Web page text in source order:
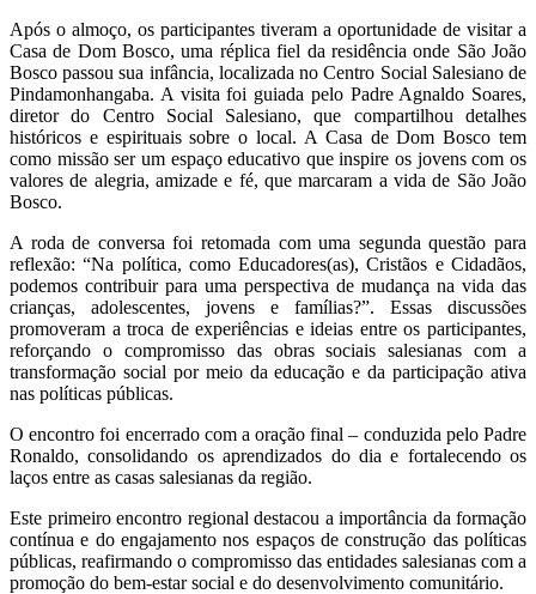
Após o almoço, os participantes tiveram a oportunidade de visitar a
Casa de Dom Bosco, uma réplica fiel da residência onde São João
Bosco passou sua infância, localizada no Centro Social Salesiano de
Pindamonhangaba. A visita foi guiada pelo Padre Agnaldo Soares,
diretor do Centro Social Salesiano, que compartilhou detalhes
históricos e espirituais sobre o local. A Casa de Dom Bosco tem
como missão ser um espaço educativo que inspire os jovens com os
valores de alegria, amizade e fé, que marcaram a vida de São João
Bosco.
A roda de conversa foi retomada com uma segunda questão para
reflexão: “Na política, como Educadores(as), Cristãos e Cidadãos,
podemos contribuir para uma perspectiva de mudança na vida das
crianças, adolescentes, jovens e famílias?”. Essas discussões
promoveram a troca de experiências e ideias entre os participantes,
reforçando o compromisso das obras sociais salesianas com a
transformação social por meio da educação e da participação ativa
nas políticas públicas.
O encontro foi encerrado com a oração final – conduzida pelo Padre
Ronaldo, consolidando os aprendizados do dia e fortalecendo os
laços entre as casas salesianas da região.
Este primeiro encontro regional destacou a importância da formação
contínua e do engajamento nos espaços de construção das políticas
públicas, reafirmando o compromisso das entidades salesianas com a
promoção do bem-estar social e do desenvolvimento comunitário.